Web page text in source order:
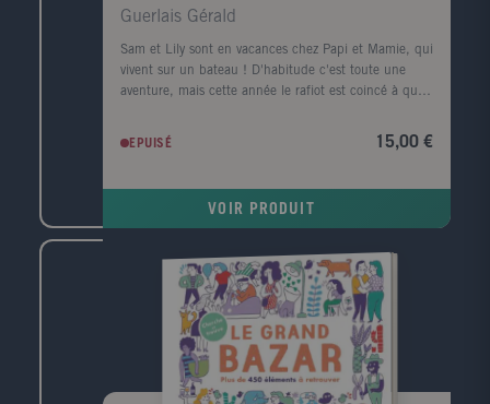
Guerlais Gérald
Sam et Lily sont en vacances chez Papi et Mamie, qui
vivent sur un bateau ! D'habitude c'est toute une
aventure, mais cette année le rafiot est coincé à quai.
à la surface de l'eau. Ni une ni deux, les enfants se
la part belle à l'imagination.
EPUISÉ 15,00 €
VOIR PRODUIT